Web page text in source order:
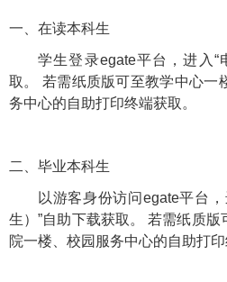
一、在读本科生
学生登录egate平台，进入“
取。 若需纸质版可至教学中心一
务中心的自助打印终端获取。
二、毕业本科生
以游客身份访问egate平台，
生）”自助下载获取。 若需纸质
院一楼、校园服务中心的自助打印